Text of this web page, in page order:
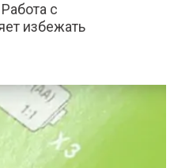
с
избежать